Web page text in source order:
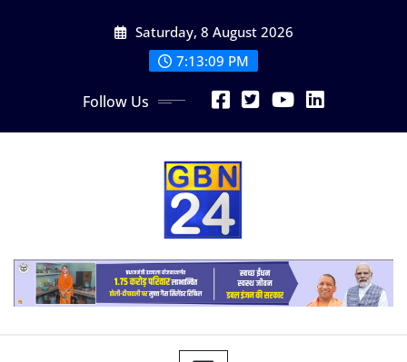
Saturday, 8 August 2026
7:13:10 PM
Follow Us